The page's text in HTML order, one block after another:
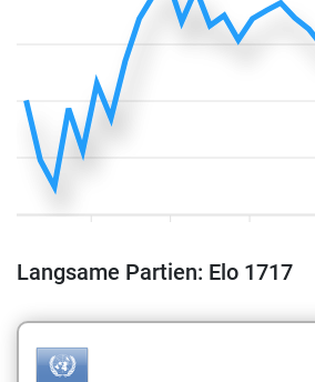
Langsame Partien: Elo 1717